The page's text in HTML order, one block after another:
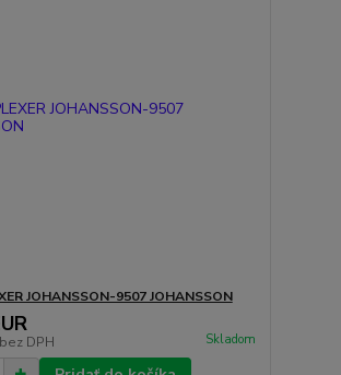
JOHANSSON-9507 JOHANSSON
bez DPH Skladom